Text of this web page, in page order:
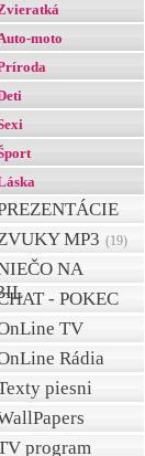
moto
MP3 (19)
NA
- POKEC
TV
Rádia
piesni
program